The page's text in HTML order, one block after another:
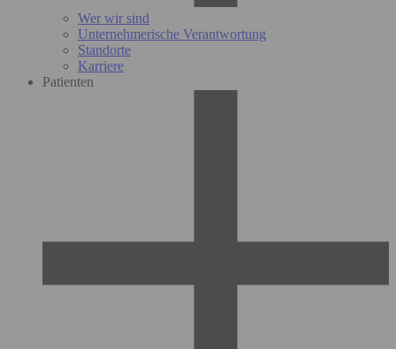
Wer wir sind
Unternehmerische Verantwortung
Standorte
Karriere
Patienten